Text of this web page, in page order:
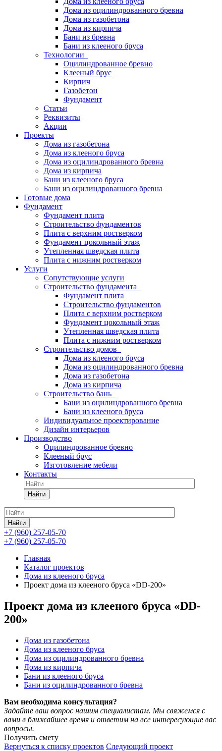
Дома из оцилиндрованного бревна
Дома из газобетона
Дома из кирпича
Бани из бревна
Бани из клееного бруса
Технологии
Оцилиндрованное бревно
Клееный брус
Кирпич
Газобетон
Фундамент
Статьи
Реквизиты
Акции
Проекты
Дома из газобетона
Дома из клееного бруса
Дома из оцилиндрованного бревна
Дома из кирпича
Бани из клееного бруса
Бани из оцилиндрованного бревна
Готовые дома
Фундамент
Фундамент плита
Строительство фундаментов
Плита с верхним ростверком
Фундамент цокольный этаж
Утепленная шведская плита
Плита с нижним ростверком
Услуги
Сопутствующие услуги
Строительство фундамента
Фундамент плита
Строительство фундаментов
Плита с верхним ростверком
Фундамент цокольный этаж
Утепленная шведская плита
Плита с нижним ростверком
Строительство домов
Дома из клееного бруса
Дома из оцилиндрованного бревна
Дома из газобетона
Дома из кирпича
Строительство бань
Бани из оцилиндрованного бревна
Бани из клееного бруса
Индивидуальное проектирование
Дизайн интерьеров
Производство
Оцилиндрованное бревно
Клееный брус
Изготовление мебели
Контакты
Найти
Найти
+7 (960) 257-05-70
+7 (960) 257-05-70
Главная
Каталог проектов
Дома из клееного бруса
Проект дома из клееного бруса «DD-200»
Проект дома из клееного бруса «DD-
200»
Дома из газобетона
Дома из клееного бруса
Дома из оцилиндрованного бревна
Дома из кирпича
Бани из клееного бруса
Бани из оцилиндрованного бревна
Вам необходима консультация?
Задайте ваш вопрос нашим специалистам. Мы свяжемся с
вами в ближайшее время и ответим на все интересующие вас
вопросы.
Получить смету
Вернуться к списку проектов Следующий проект